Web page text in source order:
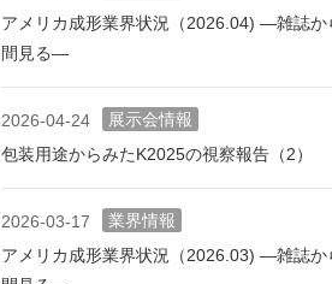
アメリカ成形業界状況（2026.04) ―雑誌か
間見る―
2026-04-24
展示会情報
包装用途からみたK2025の視察報告（2）
2026-03-17
業界情報
アメリカ成形業界状況（2026.03) ―雑誌か